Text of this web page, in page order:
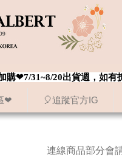
❤ 🎈追蹤官方IG
購❤7/31~8/20出貨週，如